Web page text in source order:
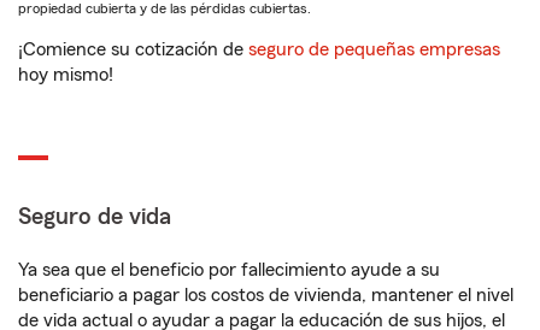
propiedad cubierta y de las pérdidas cubiertas.
¡Comience su cotización de seguro de pequeñas empresas
hoy mismo!
Seguro de vida
Ya sea que el beneficio por fallecimiento ayude a su
beneficiario a pagar los costos de vivienda, mantener el nivel
de vida actual o ayudar a pagar la educación de sus hijos, el